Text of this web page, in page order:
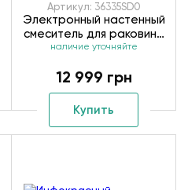
Артикул: 36335SD0
Электронный настенный
смеситель для раковины
Grohe Eurosmart
36335SD0
наличие уточняйте
12 999 грн
Купить